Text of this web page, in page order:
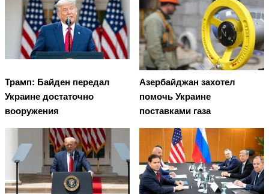
Трамп: Байден передал
Украине достаточно
вооружения
Азербайджан захотел
помочь Украине
поставками газа